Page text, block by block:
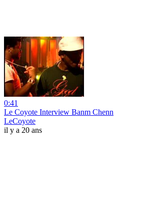
0:41
Le Coyote Interview Banm Chenn
LeCoyote
il y a 20 ans